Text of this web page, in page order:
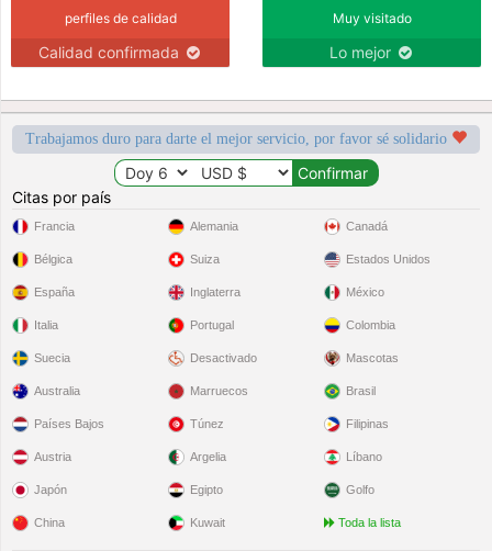
perfiles de calidad
Calidad confirmada
Muy visitado
Lo mejor
Trabajamos duro para darte el mejor servicio, por favor sé solidario
Citas por país
Francia
Bélgica
España
Italia
Suecia
Alemania
Suiza
Inglaterra
Portugal
Desactivado
Canadá
Estados Unidos
México
Colombia
Mascotas
Australia
Países Bajos
Austria
Japón
China
Marruecos
Túnez
Argelia
Egipto
Kuwait
Brasil
Filipinas
Líbano
Golfo
Toda la lista